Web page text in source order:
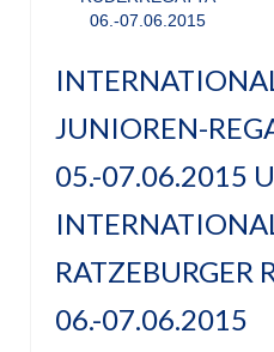
JUNIOREN-
05.-07.06.2015
RATZEBURGER
06.-07.06.2015